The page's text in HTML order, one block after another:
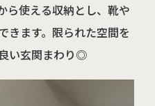
ら使える収納とし、靴や
きます。限られた空間を
い玄関まわり◎